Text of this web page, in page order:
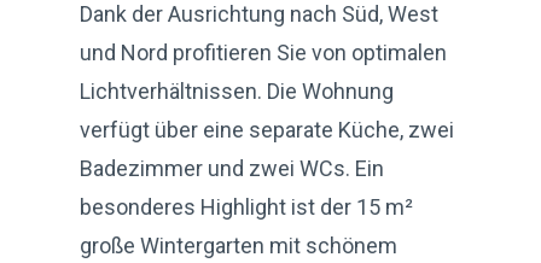
Dank der Ausrichtung nach Süd, West
und Nord profitieren Sie von optimalen
Lichtverhältnissen. Die Wohnung
verfügt über eine separate Küche, zwei
Badezimmer und zwei WCs. Ein
besonderes Highlight ist der 15 m²
große Wintergarten mit schönem